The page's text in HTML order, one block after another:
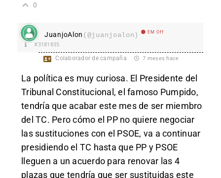
0
JuanjoAlon (@juanjoalon) EM Off
#3181835
Colaborador de campaña 7 meses hace
La política es muy curiosa. El Presidente del
Tribunal Constitucional, el famoso Pumpido,
tendría que acabar este mes de ser miembro
del TC. Pero cómo el PP no quiere negociar
las sustituciones con el PSOE, va a continuar
presidiendo el TC hasta que PP y PSOE
lleguen a un acuerdo para renovar las 4
plazas que tendría que ser sustituidas este